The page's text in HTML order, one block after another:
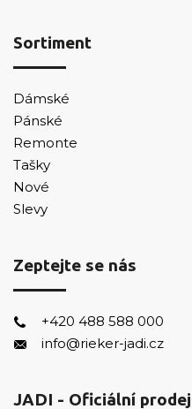
Sortiment
Dámské
Pánské
Remonte
Tašky
Nové
Slevy
Zeptejte se nás
+420 488 588 000
info@rieker-jadi.cz
JADI - Oficiální